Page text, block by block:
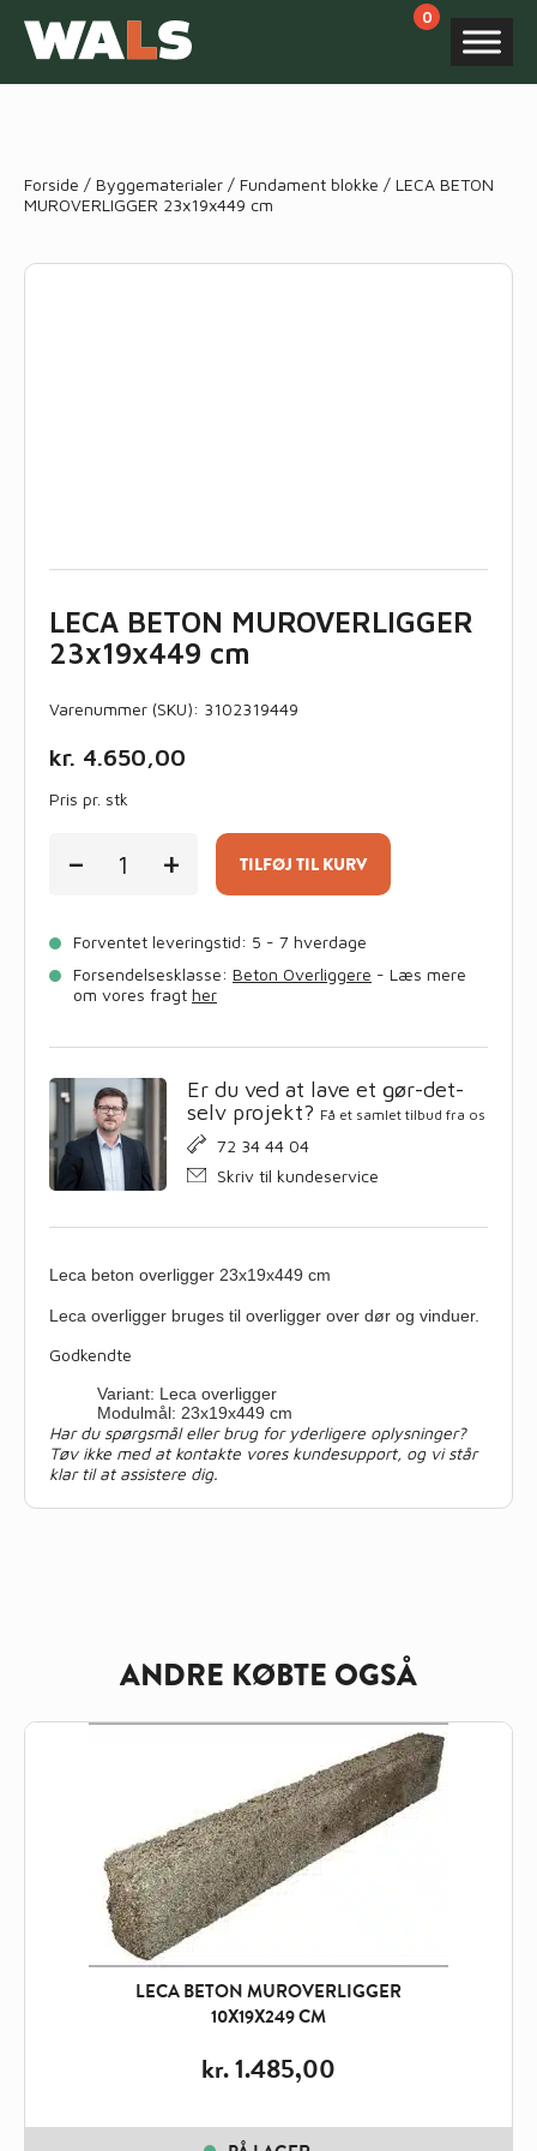
Forside / Byggematerialer / Fundament blokke / LECA BETON
MUROVERLIGGER 23x19x449 cm
LECA BETON MUROVERLIGGER
23x19x449 cm
Varenummer (SKU): 3102319449
kr. 4.650,00
Pris pr. stk
-
BETON
antal
+ TILFØJ TIL KURV
Forventet leveringstid: 5 - 7 hverdage
Forsendelsesklasse: Beton Overliggere - Læs mere
om vores fragt her
Er du ved at lave et gør-det-
selv projekt? Få et samlet tilbud fra os
72 34 44 04
Skriv til kundeservice
Leca beton overligger 23x19x449 cm
Leca overligger bruges til overligger over dør og vinduer.
Godkendte
Variant: Leca overligger
Modulmål: 23x19x449 cm
Har du spørgsmål eller brug for yderligere oplysninger?
Tøv ikke med at kontakte vores kundesupport, og vi står
klar til at assistere dig.
ANDRE KØBTE OGSÅ
LECA BETON MUROVERLIGGER
10X19X249 CM
kr.1.485,00